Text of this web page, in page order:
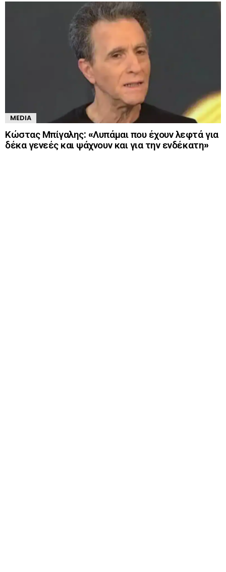
MEDIA
Κώστας Μπίγαλης: «Λυπάμαι που έχουν λεφτά για
δέκα γενεές και ψάχνουν και για την ενδέκατη»